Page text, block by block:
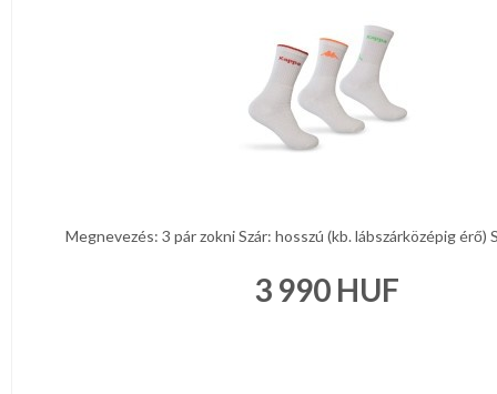
Megnevezés: 3 pár zokni Szár: hosszú (kb. lábszárközépig érő)
3 990 HUF